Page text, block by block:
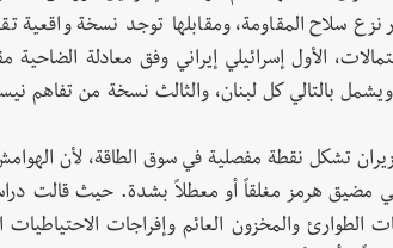
سلاح المقاومة، ومقابلها توجد نسخة واقعية
الأول إسرائيلي إيراني وفق معادلة
تشكل نقطة مفصلية في سوق الطاقة، لأن
الطوارئ والمخزون العائم وإفراجات